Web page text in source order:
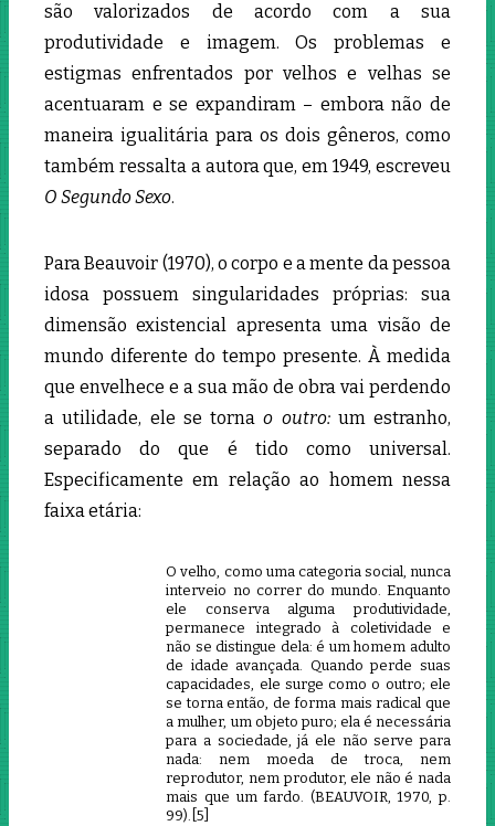
são valorizados de acordo com a sua
produtividade e imagem. Os problemas e
estigmas enfrentados por velhos e velhas se
acentuaram e se expandiram – embora não de
maneira igualitária para os dois gêneros, como
também ressalta a autora que, em 1949, escreveu
O Segundo Sexo.
Para Beauvoir (1970), o corpo e a mente da pessoa
idosa possuem singularidades próprias: sua
dimensão existencial apresenta uma visão de
mundo diferente do tempo presente. À medida
que envelhece e a sua mão de obra vai perdendo
a utilidade, ele se tornao outro:um estranho,
separado do que é tido como universal.
Especificamente em relação ao homem nessa
faixa etária:
O velho, como uma categoria social, nunca
interveio no correr do mundo. Enquanto
ele conserva alguma produtividade,
permanece integrado à coletividade e
não se distingue dela: é um homem adulto
de idade avançada. Quando perde suas
capacidades, ele surge como o outro; ele
se torna então, de forma mais radical que
a mulher, um objeto puro; ela é necessária
para a sociedade, já ele não serve para
nada: nem moeda de troca, nem
reprodutor, nem produtor, ele não é nada
mais que um fardo. (BEAUVOIR, 1970, p.
99).[5]